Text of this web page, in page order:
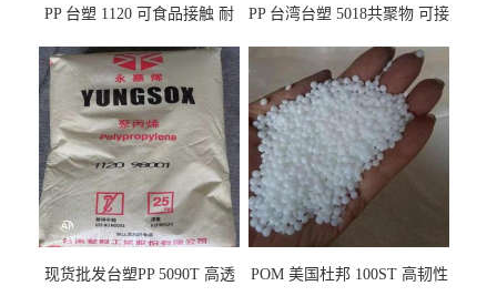
PP 台塑 1120 可食品接触 耐
PP 台湾台塑 5018共聚物 可接
现货批发台塑PP 5090T 高透
POM 美国杜邦 100ST 高韧性